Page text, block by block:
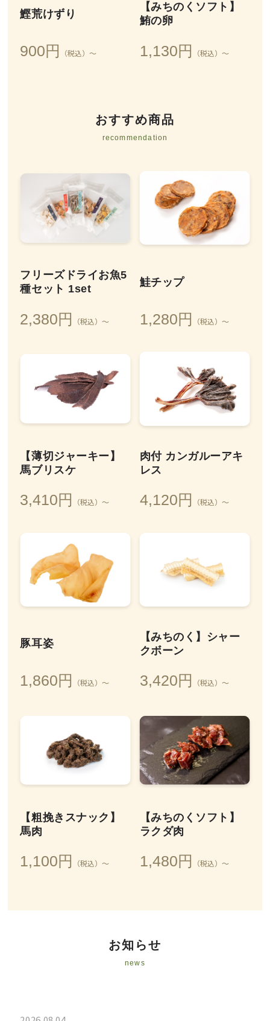
鰹荒けずり
900円 （税込）～
【みちのくソフト】
鮪の卵
1,130円 （税込）～
おすすめ商品
recommendation
フリーズドライお魚5
種セット 1set
2,380円 （税込）～
鮭チップ
1,280円 （税込）～
【薄切ジャーキー】
馬ブリスケ
3,410円 （税込）～
肉付 カンガルーアキ
レス
4,120円 （税込）～
豚耳姿
1,860円 （税込）～
【みちのく】シャー
クボーン
3,420円 （税込）～
【粗挽きスナック】
馬肉
1,100円 （税込）～
【みちのくソフト】
ラクダ肉
1,480円 （税込）～
お知らせ
news